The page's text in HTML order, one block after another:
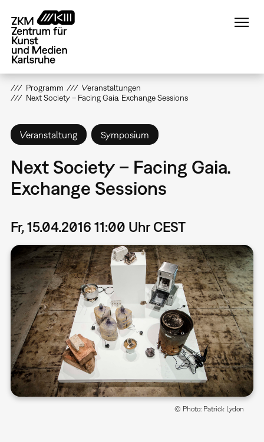
zum
Inhalt
Programm
Veranstaltungen
Next Society – Facing Gaia. Exchange Sessions
Veranstaltung Symposium
Next Society – Facing Gaia.
Exchange Sessions
Fr, 15.04.2016 11:00 Uhr CEST
© Photo: Patrick Lydon